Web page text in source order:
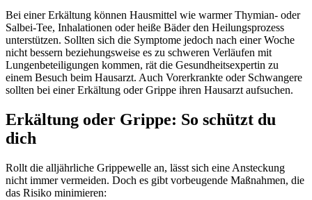
Bei einer Erkältung können Hausmittel wie warmer Thymian- oder
Salbei-Tee, Inhalationen oder heiße Bäder den Heilungsprozess
unterstützen. Sollten sich die Symptome jedoch nach einer Woche
nicht bessern beziehungsweise es zu schweren Verläufen mit
Lungenbeteiligungen kommen, rät die Gesundheitsexpertin zu
einem Besuch beim Hausarzt. Auch Vorerkrankte oder Schwangere
sollten bei einer Erkältung oder Grippe ihren Hausarzt aufsuchen.
Erkältung oder Grippe: So schützt du
dich
Rollt die alljährliche Grippewelle an, lässt sich eine Ansteckung
nicht immer vermeiden. Doch es gibt vorbeugende Maßnahmen, die
das Risiko minimieren: